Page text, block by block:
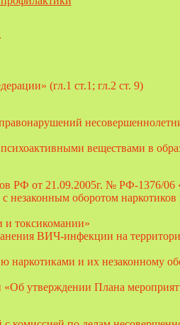
(гл.1 ст.1; гл.2 ст. 9)
веществами в
РФ от 21.09.2005г. № РФ-1376/06
незаконным оборотом наркотиков
и токсикомании»
ВИЧ-инфекции на
наркотиками и их незаконному
«Об утверждении Плана